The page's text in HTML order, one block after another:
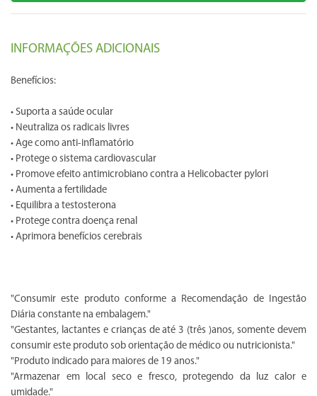
INFORMAÇÕES ADICIONAIS
Benefícios:
• Suporta a saúde ocular
• Neutraliza os radicais livres
• Age como anti-inflamatório
• Protege o sistema cardiovascular
• Promove efeito antimicrobiano contra a Helicobacter pylori
• Aumenta a fertilidade
• Equilibra a testosterona
• Protege contra doença renal
• Aprimora benefícios cerebrais
"Consumir este produto conforme a Recomendação de Ingestão
Diária constante na embalagem."
"Gestantes, lactantes e crianças de até 3 (três )anos, somente devem
consumir este produto sob orientação de médico ou nutricionista."
"Produto indicado para maiores de 19 anos."
"Armazenar em local seco e fresco, protegendo da luz calor e
umidade."